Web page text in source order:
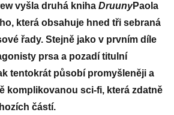
vyšla druhá kniha DruunyPaola
, která obsahuje hned tři sebraná
řady. Stejně jako v prvním díle
prsa a pozadí titulní
tentokrát působí promyšleněji a
komplikovanou sci-fi, která zdatně
částí.